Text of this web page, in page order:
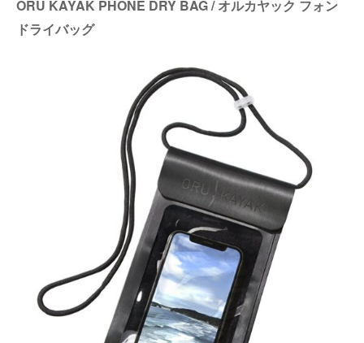
ORU KAYAK PHONE DRY BAG / オルカヤック フォン
ドライバッグ